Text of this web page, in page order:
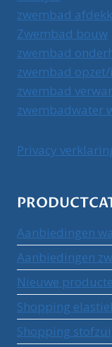
zwembad
Zwembad bouw
zwembad
zwembad
zwembad
zwembadwater
Privacy
Aanbiedingen
Aanbiedingen
Nieuwe
Shopping
Shopping